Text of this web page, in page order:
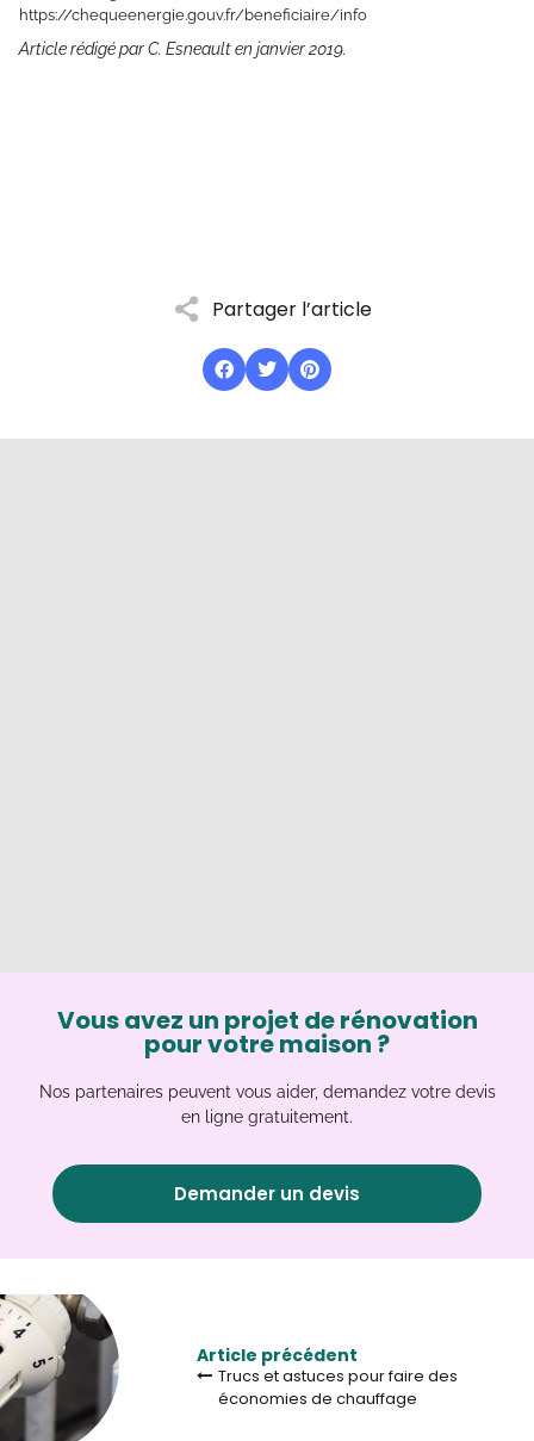
Partager l’article
https://chequeenergie.gouv.fr/beneficiaire/info
Article rédigé par C. Esneault en janvier 2019.
Vous avez un projet de rénovation
pour votre maison ?
Nos partenaires peuvent vous aider, demandez votre devis
en ligne gratuitement.
Demander un devis
Article précédent
Trucs et astuces pour faire des
économies de chauffage